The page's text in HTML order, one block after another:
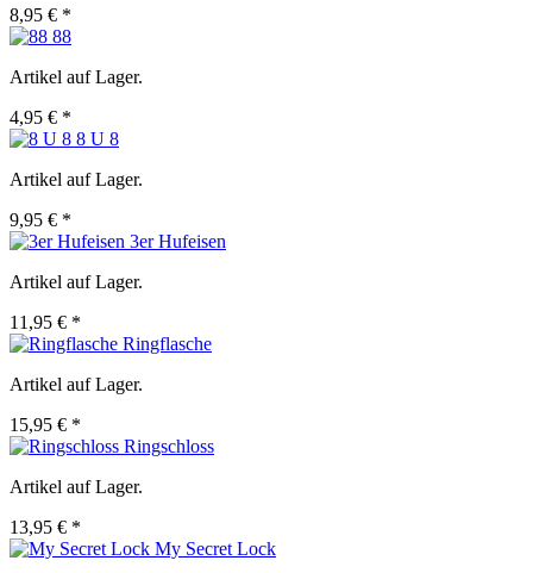
8,95 € *
88
Artikel auf Lager.
4,95 € *
8 U 8
Artikel auf Lager.
9,95 € *
3er Hufeisen
Artikel auf Lager.
11,95 € *
Ringflasche
Artikel auf Lager.
15,95 € *
Ringschloss
Artikel auf Lager.
13,95 € *
My Secret Lock